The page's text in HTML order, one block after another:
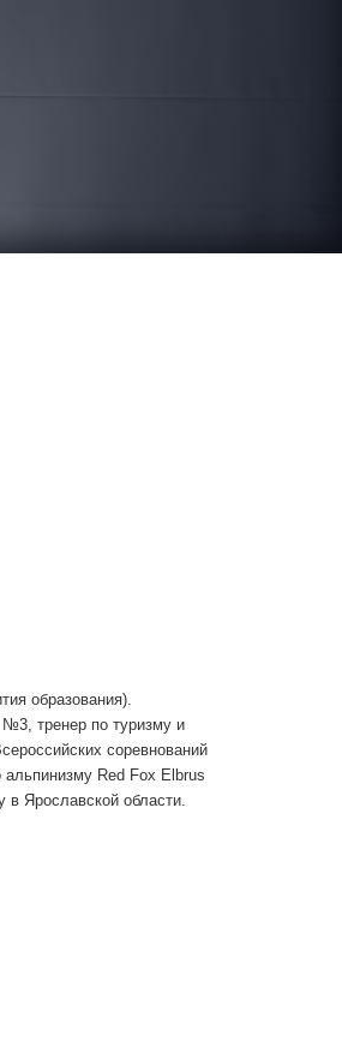
образования).
тренер по туризму и
соревнований
Red Fox Elbrus
в Ярославской области.